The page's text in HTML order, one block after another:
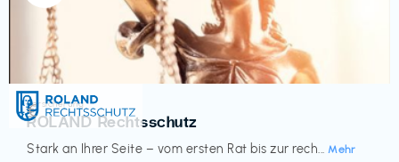
Versicherung
ROLAND Rechtsschutz
Stark an Ihrer Seite – vom ersten Rat bis zur rech... Mehr
€‎